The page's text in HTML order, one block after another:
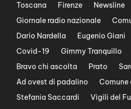
Toscana Firenze Newsline
Giornale radio nazionale
Dario Nardella
Eugenio Giani
Covid-19
Gimmy Tranquillo
Bravo chi ascolta
Prato
Ad ovest di padalino
Comune
Stefania Saccardi
Vigili del